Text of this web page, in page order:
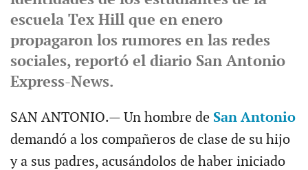
escuela Tex Hill que en enero
propagaron los rumores en las redes
sociales, reportó el diario San Antonio
Express-News.
SAN ANTONIO.— Un hombre deSan Antonio
demandó a los compañeros de clase de su hijo
y a sus padres, acusándolos de haber iniciado